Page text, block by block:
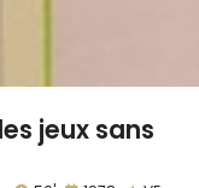
jeux sans